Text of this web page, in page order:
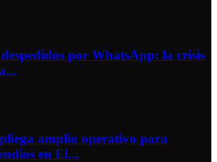
por WhatsApp: la crisis
amplio operativo para
en El...